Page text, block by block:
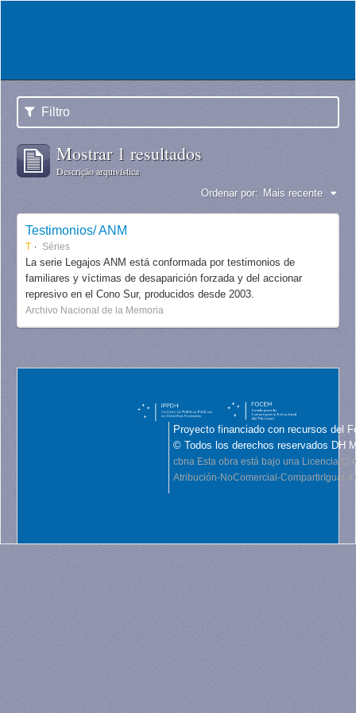
Filtro
Mostrar 1 resultados
Descrição arquivística
Ordenar por: Mais recente
Testimonios/ ANM
T Séries
La serie Legajos ANM está conformada por testimonios de
familiares y víctimas de desaparición forzada y del accionar
represivo en el Cono Sur, producidos desde 2003.
Archivo Nacional de la Memoria
Proyecto financiado con recursos del
© Todos los derechos reservados DH
cbna Esta obra está bajo una Licencia
Atribución-NoComercial-CompartirIgual